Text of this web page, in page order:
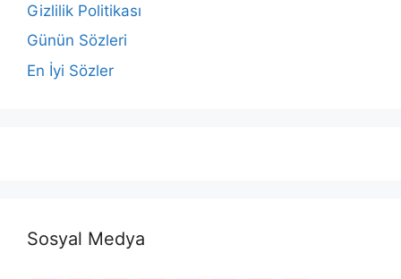
Gizlilik Politikası
Günün Sözleri
En İyi Sözler
Sosyal Medya